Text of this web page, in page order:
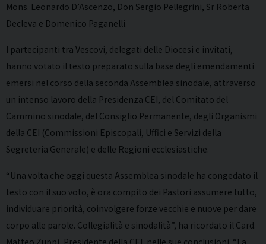
Mons. Leonardo D’Ascenzo, Don Sergio Pellegrini, Sr Roberta
Decleva e Domenico Paganelli.
I partecipanti tra Vescovi, delegati delle Diocesi e invitati,
hanno votato il testo preparato sulla base degli emendamenti
emersi nel corso della seconda Assemblea sinodale, attraverso
un intenso lavoro della Presidenza CEI, del Comitato del
Cammino sinodale, del Consiglio Permanente, degli Organismi
della CEI (Commissioni Episcopali, Uffici e Servizi della
Segreteria Generale) e delle Regioni ecclesiastiche.
“Una volta che oggi questa Assemblea sinodale ha congedato il
testo con il suo voto, è ora compito dei Pastori assumere tutto,
individuare priorità, coinvolgere forze vecchie e nuove per dare
corpo alle parole. Collegialità e sinodalità”, ha ricordato il Card.